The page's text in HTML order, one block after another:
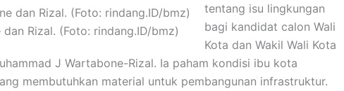
Rizal. (Foto: rindang.ID/bmz)
tentang isu lingkungan
bagi kandidat calon Wali
Kota dan Wakil Wali Kota
J Wartabone-Rizal. Ia paham kondisi ibu kota
membutuhkan material untuk pembangunan infrastruktur.